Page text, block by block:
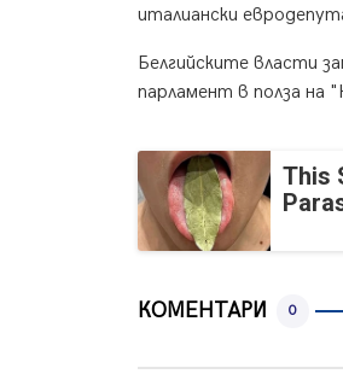
италиански
Белгийските власти
парламент в полза на
This
КОМЕНТАРИ 0